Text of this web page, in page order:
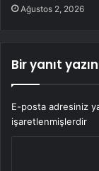
Ağustos 2, 2026
Bir yanıt yazın
E-posta adresiniz
işaretlenmişlerdir